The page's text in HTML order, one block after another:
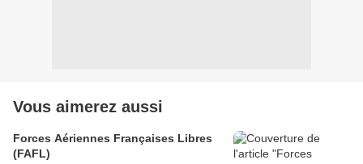
Vous aimerez aussi
Forces Aériennes Françaises Libres
(FAFL)